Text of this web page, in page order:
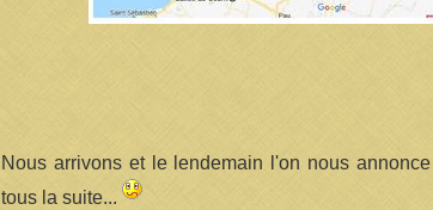
Nous arrivons et le lendemain l'on nous
tous la suite...